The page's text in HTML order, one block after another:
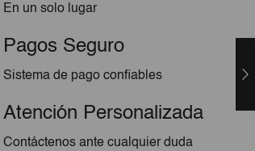
En un solo lugar
Pagos Seguro
Sistema de pago confiables
Atención Personalizada
Contáctenos ante cualquier duda